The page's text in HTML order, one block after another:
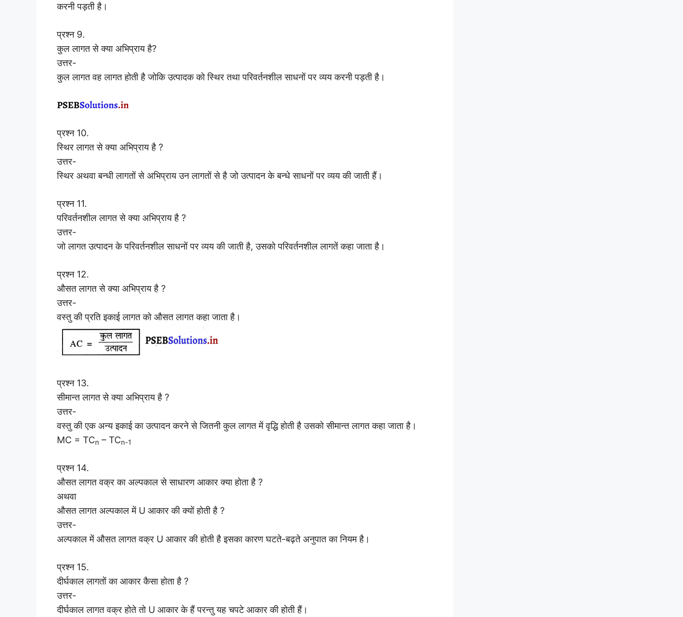
करनी पड़ती है।
प्रश्न 9.
कुल लागत से क्या अभिप्राय है?
उत्तर-
कुल लागत वह लागत होती है जोकि उत्पादक को स्थिर तथा परिवर्तनशील साधनों पर व्यय करनी पड़ती है।
प्रश्न 10.
स्थिर लागत से क्या अभिप्राय है ?
उत्तर-
स्थिर अथवा बन्धी लागतों से अभिप्राय उन लागतों से है जो उत्पादन के बन्धे साधनों पर व्यय की जाती हैं।
प्रश्न 11.
परिवर्तनशील लागत से क्या अभिप्राय है ?
उत्तर-
जो लागत उत्पादन के परिवर्तनशील साधनों पर व्यय की जाती है, उसको परिवर्तनशील लागतें कहा जाता है।
प्रश्न 12.
औसत लागत से क्या अभिप्राय है ?
उत्तर-
वस्तु की प्रति इकाई लागत को औसत लागत कहा जाता है।
प्रश्न 13.
सीमान्त लागत से क्या अभिप्राय है ?
उत्तर-
वस्तु की एक अन्य इकाई का उत्पादन करने से जितनी कुल लागत में वृद्धि होती है उसको सीमान्त लागत कहा जाता है।
MC = TCn – TCn-1
प्रश्न 14.
औसत लागत वक्र का अल्पकाल से साधारण आकार क्या होता है ?
अथवा
औसत लागत अल्पकाल में U आकार की क्यों होती है ?
उत्तर-
अल्पकाल में औसत लागत वक्र U आकार की होती है इसका कारण घटते-बढ़ते अनुपात का नियम है।
प्रश्न 15.
दीर्घकाल लागतों का आकार कैसा होता है ?
उत्तर-
दीर्घकाल लागत वक्र होते तो U आकार के हैं परन्तु यह चपटे आकार की होती हैं।